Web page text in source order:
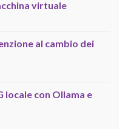
virtuale
al cambio dei
locale con Ollama e